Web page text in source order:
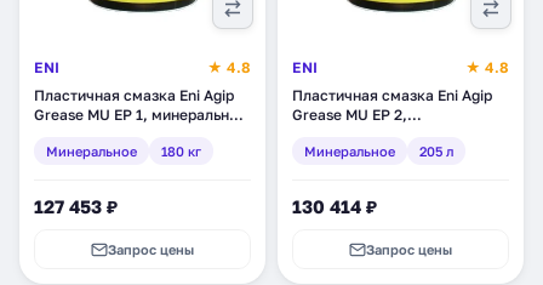
ENI
★ 4.8
Пластичная смазка Eni Agip
Grease MU EP 1, минеральное,
Минеральное 180 кг
127 453 ₽
Запрос цены
ENI
★ 4.8
Пластичная смазка Eni Agip
Grease MU EP 2,
Минеральное 205 л
130 414 ₽
Запрос цены